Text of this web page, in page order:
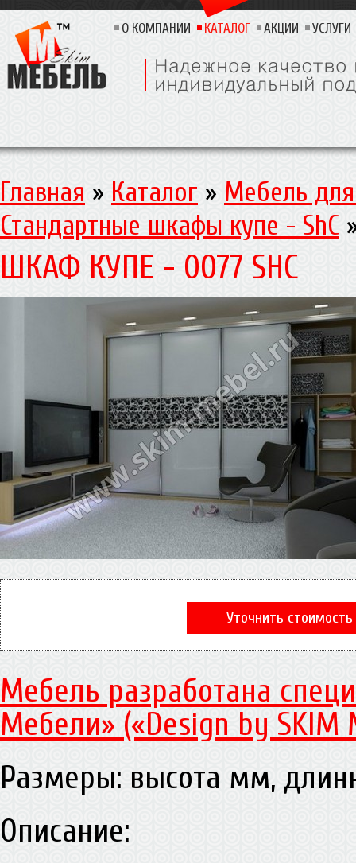
О КОМПАНИИ КАТАЛОГ АКЦИИ УСЛУГИ
Главная » Каталог » Мебель
Стандартные шкафы купе - ShC
ШКАФ КУПЕ - 0077 SHC
Уточнить стоимость
Мебель разработана
Мебели» («Design by SKIM
Размеры: высота мм,
Описание: